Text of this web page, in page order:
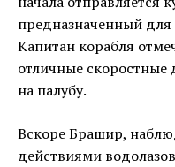
предназначенный для
Капитан корабля
отличные скоростные
на палубу.
Вскоре Брашир,
действиями